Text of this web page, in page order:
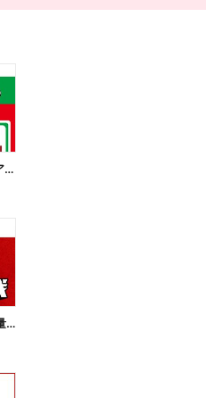
【おトク】1個買うと1個もらえる/アイス
【おトク】お値段そのまま!45%増量作戦!